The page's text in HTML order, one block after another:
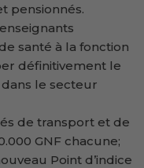
pensionnés.
santé à la fonction
définitivement le
le secteur
de transport et de
GNF chacune;
Point d’indice